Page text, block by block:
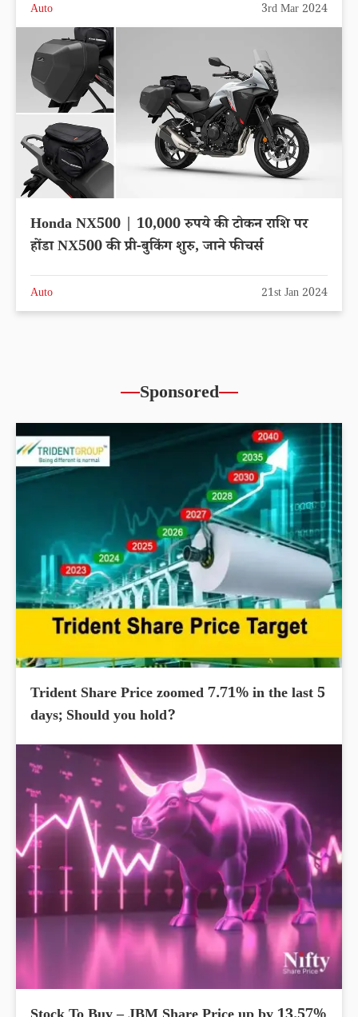
Auto 3rd Mar 2024
Honda NX500 | 10,000 रुपये की टोकन राशि पर
होंडा NX500 की प्री-बुकिंग शुरु, जाने फीचर्स
Auto 21st Jan 2024
Sponsored
Trident Share Price zoomed 7.71% in the last 5
days; Should you hold?